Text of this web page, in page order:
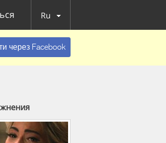
Ru
через Facebook